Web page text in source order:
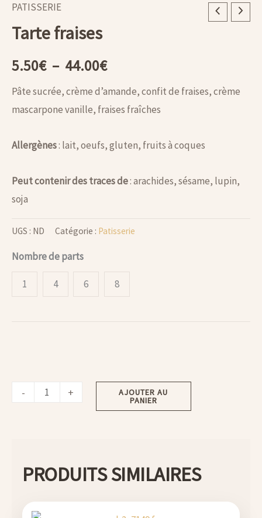
PATISSERIE
Tarte fraises
5.50€ – 44.00€prix :
5.50€
44.00€
Pâte sucrée, crème d’amande, confit de fraises, crème
mascarpone vanille, fraises fraîches
Allergènes: lait, oeufs, gluten, fruits à coques
Peut contenir des traces de: arachides, sésame, lupin,
soja
UGS : ND Catégorie : Patisserie
Nombre de parts
1 4 6 8
-
quantité
de
fraises
+ AJOUTER AU
PANIER
PRODUITS SIMILAIRES